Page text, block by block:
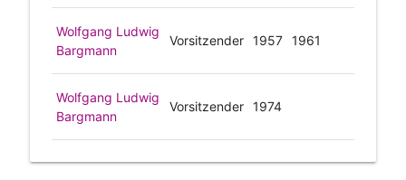
Wolfgang Ludwig
Bargmann
Vorsitzender 1957 1961
Wolfgang Ludwig
Bargmann
Vorsitzender 1974